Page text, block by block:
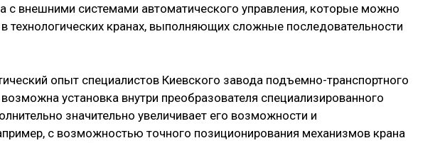
с внешними системами автоматического управления, которые можно
в технологических кранах, выполняющих сложные последовательности
опыт специалистов Киевского завода подъемно-транспортного
установка внутри преобразователя специализированного
значительно увеличивает его возможности и
с возможностью точного позиционирования механизмов крана